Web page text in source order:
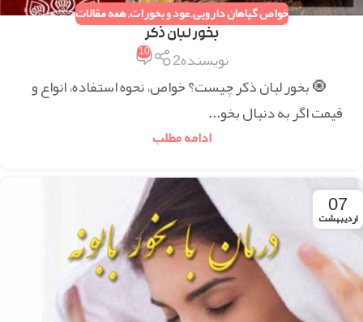
خواص گیاهان دارویی,عود و بخورات,همه مقالات
بخور لبان ذکر
نویسنده2 10
🧿 بخور لبان ذکر چیست؟ خواص، نحوه استفاده، انواع و
قیمت اگر به دنبال بخو...
ادامه مطلب
07
اردیبهشت